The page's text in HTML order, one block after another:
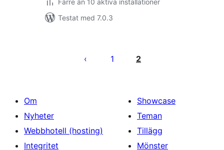
Färre än 10 aktiva installationer
Testat med 7.0.3
1 2
Om
Nyheter
Webbhotell (hosting)
Integritet
Showcase
Teman
Tillägg
Mönster